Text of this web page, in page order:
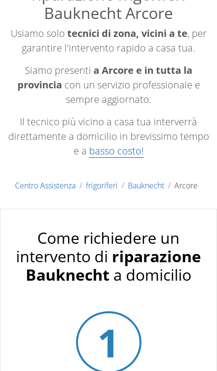
Bauknecht Arcore
Usiamo solo tecnici di zona, vicini a te, per
garantire l'intervento rapido a casa tua.
Siamo presenti a Arcore e in tutta la
provincia con un servizio professionale e
sempre aggiornato.
Il tecnico più vicino a casa tua interverrà
direttamente a domicilio in brevissimo tempo
e a basso costo!
Centro Assistenza frigoriferi Bauknecht Arcore
Come richiedere un
intervento di riparazione
Bauknecht a domicilio
1